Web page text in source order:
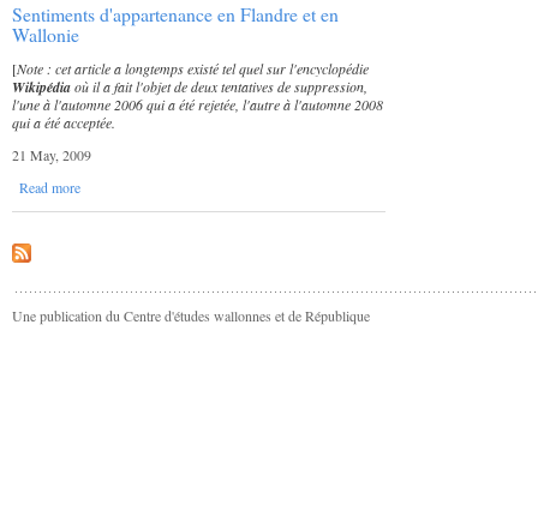
Sentiments d'appartenance en Flandre et en
Wallonie
[Note : cet article a longtemps existé tel quel sur l'encyclopédie
Wikipédiaoù il a fait l'objet de deux tentatives de suppression,
l'une à l'automne 2006 qui a été rejetée, l'autre à l'automne 2008
qui a été acceptée.
21 May, 2009
Read more
Une publication du Centre d'études wallonnes et de République